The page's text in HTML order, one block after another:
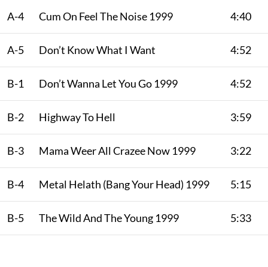
A-4 Cum On Feel The Noise 1999 4:40
A-5 Don’t Know What I Want 4:52
B-1 Don’t Wanna Let You Go 1999 4:52
B-2 Highway To Hell 3:59
B-3 Mama Weer All Crazee Now 1999 3:22
B-4 Metal Helath (Bang Your Head) 1999 5:15
B-5 The Wild And The Young 1999 5:33